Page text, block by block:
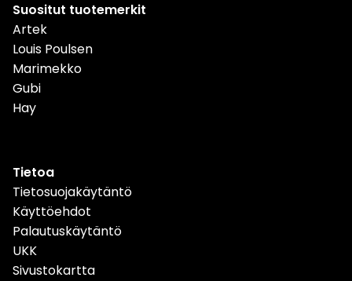
Suositut tuotemerkit
Artek
Louis Poulsen
Marimekko
Gubi
Hay
Tietoa
Tietosuojakäytäntö
Käyttöehdot
Palautuskäytäntö
UKK
Sivustokartta